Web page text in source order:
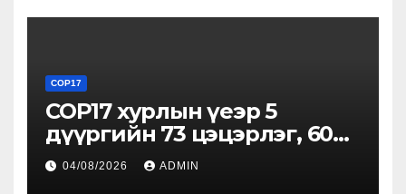
Элчин сайд Атул Малхари
COP17
COP17 хурлын үеэр 5
дүүргийн 73 цэцэрлэг, 60
сургуульд зохицуулалт
хийнэ
04/08/2026 ADMIN